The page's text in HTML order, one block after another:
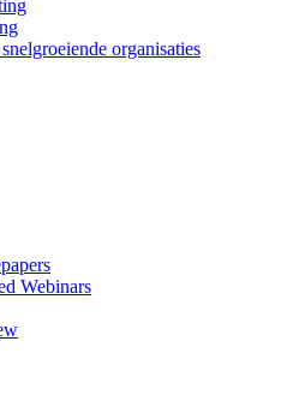
organisaties
Webinars